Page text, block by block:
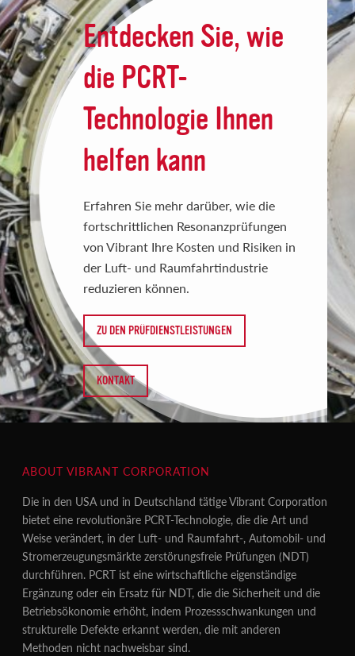
Entdecken Sie, wie
die PCRT-
Technologie Ihnen
helfen kann
Erfahren Sie mehr darüber, wie die
fortschrittlichen Resonanzprüfungen
von Vibrant Ihre Kosten und Risiken in
der Luft- und Raumfahrtindustrie
reduzieren können.
ZU DEN PRÜFDIENSTLEISTUNGEN
KONTAKT
ABOUT VIBRANT CORPORATION
Die in den USA und in Deutschland tätige Vibrant Corporation
bietet eine revolutionäre PCRT-Technologie, die die Art und
Weise verändert, in der Luft- und Raumfahrt-, Automobil- und
Stromerzeugungsmärkte zerstörungsfreie Prüfungen (NDT)
durchführen. PCRT ist eine wirtschaftliche eigenständige
Ergänzung oder ein Ersatz für NDT, die die Sicherheit und die
Betriebsökonomie erhöht, indem Prozessschwankungen und
strukturelle Defekte erkannt werden, die mit anderen
Methoden nicht nachweisbar sind.